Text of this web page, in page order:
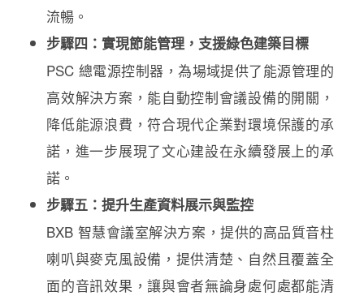
流暢。
步驟四：實現節能管理，支援綠色建築目標
PSC 總電源控制器，為場域提供了能源管理的
高效解決方案，能自動控制會議設備的開關，
降低能源浪費，符合現代企業對環境保護的承
諾，進一步展現了文心建設在永續發展上的承
諾。
步驟五：提升生產資料展示與監控
BXB 智慧會議室解決方案，提供的高品質音柱
喇叭與麥克風設備，提供清楚、自然且覆蓋全
面的音訊效果，讓與會者無論身處何處都能清